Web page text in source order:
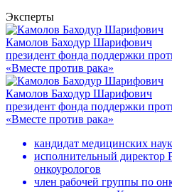
Эксперты
Камолов Баходур Шарифович
президент фонда поддержки
«Вместе против рака»
Камолов Баходур Шарифович
президент фонда поддержки
«Вместе против рака»
кандидат медицинских наук
исполнительный директор
онкоурологов
член рабочей группы по